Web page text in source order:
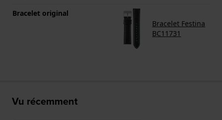
Bracelet original
Bracelet Festina
BC11731
Vu récemment